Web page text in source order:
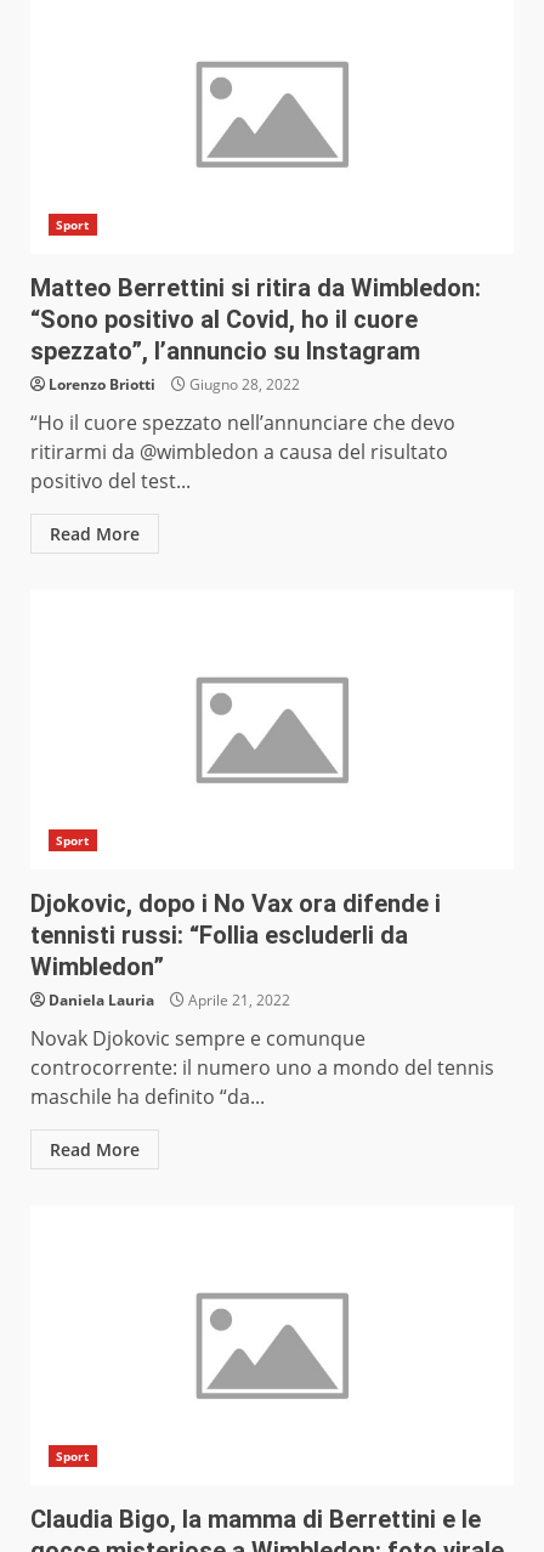
Sport
Matteo Berrettini si ritira da Wimbledon:
“Sono positivo al Covid, ho il cuore
spezzato”, l’annuncio su Instagram
Lorenzo Briotti Giugno 28, 2022
“Ho il cuore spezzato nell’annunciare che devo
ritirarmi da @wimbledon a causa del risultato
positivo del test...
Read More
Sport
Djokovic, dopo i No Vax ora difende i
tennisti russi: “Follia escluderli da
Wimbledon”
Daniela Lauria Aprile 21, 2022
Novak Djokovic sempre e comunque
controcorrente: il numero uno a mondo del tennis
maschile ha definito “da...
Read More
Sport
Claudia Bigo, la mamma di Berrettini e le